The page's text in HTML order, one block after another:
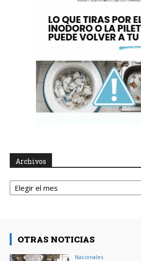
Archivos
Archivos
OTRAS NOTICIAS
Nacionales